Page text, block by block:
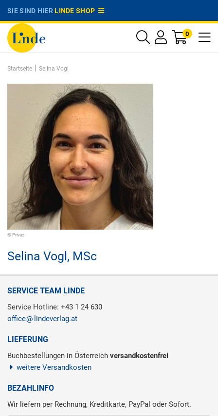
SIE SIND HIERLINDE SHOP
0
Startseite | Selina Vogl
© Privat
Selina Vogl, MSc
SERVICE TEAM LINDE
Service Hotline: +43 1 24 630
office
lindeverlag.at
LIEFERUNG
Buchbestellungen in Österreich versandkostenfrei
weitere Versandkosten
BEZAHLINFO
Wir liefern per Rechnung, Kreditkarte, PayPal oder Sofort.